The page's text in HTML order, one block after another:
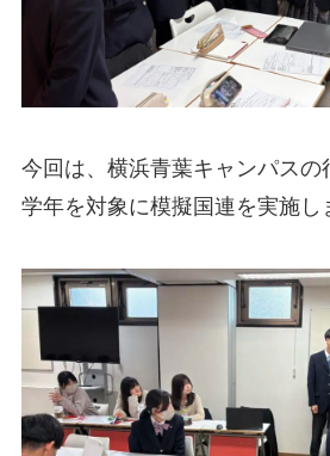
今回は、横浜青葉キャンパスの
学年を対象に模擬国連を実施し